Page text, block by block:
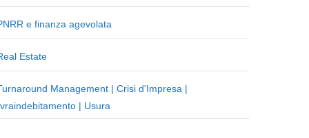
e finanza agevolata
Estate
Management | Crisi d'Impresa |
| Usura